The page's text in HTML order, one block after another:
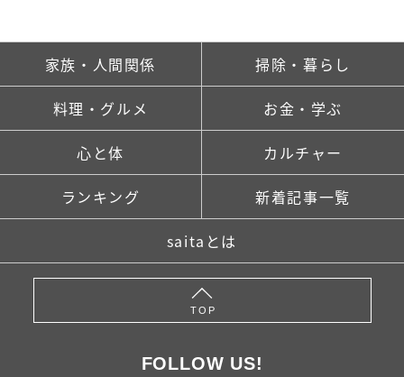
家族・人間関係 掃除・暮らし
料理・グルメ お金・学ぶ
心と体 カルチャー
ランキング 新着記事一覧
saitaとは
TOP
FOLLOW US!